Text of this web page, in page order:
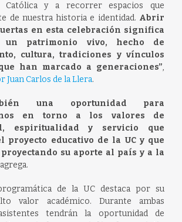
Católica y a recorrer espacios que
de nuestra historia e identidad. Abrir
en esta celebración significa
un patrimonio vivo, hecho de
cultura, tradiciones y vínculos
han marcado a generaciones”,
Juan Carlos de la Llera.
una oportunidad para
en torno a los valores de
espiritualidad y servicio que
proyecto educativo de la UC y que
su aporte al país y a la
de la UC destaca por su
valor académico. Durante ambas
tendrán la oportunidad de